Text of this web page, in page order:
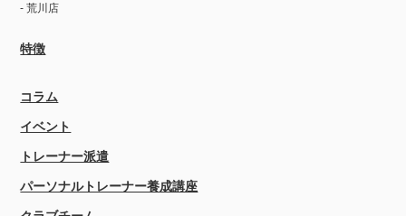
- 荒川店
特徴
コラム
イベント
トレーナー派遣
パーソナルトレーナー養成講座